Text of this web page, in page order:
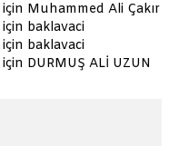
için Muhammed Ali Çakır
için baklavaci
için baklavaci
için DURMUŞ ALİ UZUN